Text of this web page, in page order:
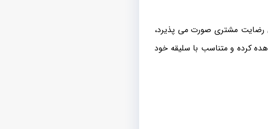
رضایت مشتری صورت می پذیرد،
کرده و متناسب با سلیقه خود